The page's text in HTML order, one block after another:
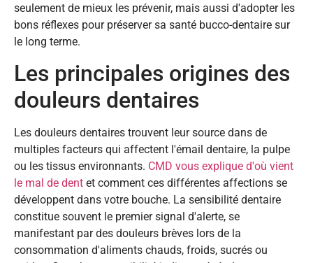
seulement de mieux les prévenir, mais aussi d'adopter les
bons réflexes pour préserver sa santé bucco-dentaire sur
le long terme.
Les principales origines des
douleurs dentaires
Les douleurs dentaires trouvent leur source dans de
multiples facteurs qui affectent l'émail dentaire, la pulpe
ou les tissus environnants. CMD vous explique d'où vient
le mal de dent et comment ces différentes affections se
développent dans votre bouche. La sensibilité dentaire
constitue souvent le premier signal d'alerte, se
manifestant par des douleurs brèves lors de la
consommation d'aliments chauds, froids, sucrés ou